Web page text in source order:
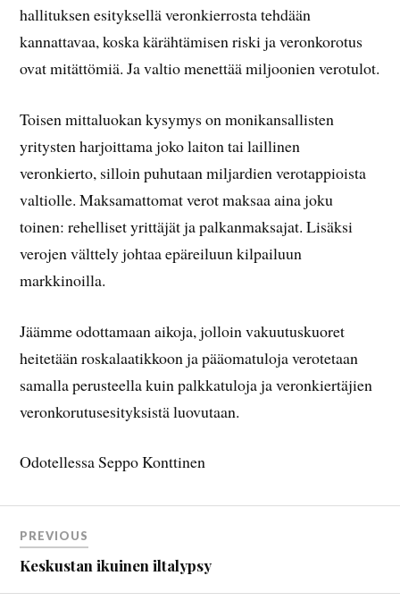
hallituksen esityksellä veronkierrosta tehdään
kannattavaa, koska kärähtämisen riski ja veronkorotus
ovat mitättömiä. Ja valtio menettää miljoonien verotulot.
Toisen mittaluokan kysymys on monikansallisten
yritysten harjoittama joko laiton tai laillinen
veronkierto, silloin puhutaan miljardien verotappioista
valtiolle. Maksamattomat verot maksaa aina joku
toinen: rehelliset yrittäjät ja palkanmaksajat. Lisäksi
verojen välttely johtaa epäreiluun kilpailuun
markkinoilla.
Jäämme odottamaan aikoja, jolloin vakuutuskuoret
heitetään roskalaatikkoon ja pääomatuloja verotetaan
samalla perusteella kuin palkkatuloja ja veronkiertäjien
veronkorutusesityksistä luovutaan.
Odotellessa Seppo Konttinen
PREVIOUS
Keskustan ikuinen iltalypsy